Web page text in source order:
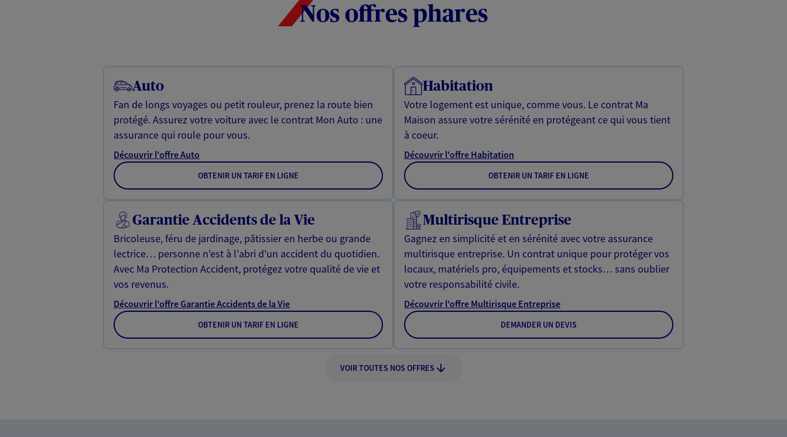
Nos offres phares
Auto
Fan de longs voyages ou petit rouleur, prenez la route bien
protégé. Assurez votre voiture avec le contrat Mon Auto : une
assurance qui roule pour vous.
Découvrir l'offre Auto
OBTENIR UN TARIF EN LIGNE
Habitation
Votre logement est unique, comme vous. Le contrat Ma
Maison assure votre sérénité en protégeant ce qui vous tient
à coeur.
Découvrir l'offre Habitation
OBTENIR UN TARIF EN LIGNE
Garantie Accidents de la Vie
Bricoleuse, féru de jardinage, pâtissier en herbe ou grande
lectrice… personne n'est à l'abri d'un accident du quotidien.
Avec Ma Protection Accident, protégez votre qualité de vie et
vos revenus.
Découvrir l'offre Garantie Accidents de la Vie
OBTENIR UN TARIF EN LIGNE
Multirisque Entreprise
Gagnez en simplicité et en sérénité avec votre assurance
multirisque entreprise. Un contrat unique pour protéger vos
locaux, matériels pro, équipements et stocks… sans oublier
votre responsabilité civile.
Découvrir l'offre Multirisque Entreprise
DEMANDER UN DEVIS
VOIR TOUTES NOS OFFRES